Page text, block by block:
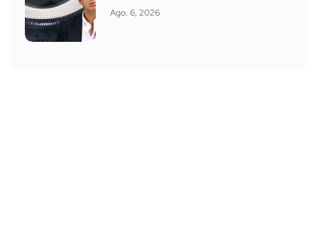
Ago. 6, 2026